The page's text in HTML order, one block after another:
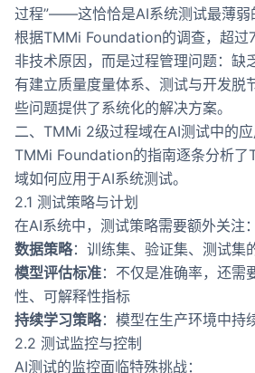
过程”——这恰恰是AI系统测试最薄弱
根据TMMi Foundation的调查，超过
非技术原因，而是过程管理问题：缺
有建立质量度量体系、测试与开发脱
些问题提供了系统化的解决方案。
二、TMMi 2级过程域在AI测试中的应
TMMi Foundation的指南逐条分析了
域如何应用于AI系统测试。
2.1 测试策略与计划
在AI系统中，测试策略需要额外关注：
数据策略：训练集、验证集、测试集
模型评估标准：不仅是准确率，还需
性、可解释性指标
持续学习策略：模型在生产环境中持
2.2 测试监控与控制
AI测试的监控面临特殊挑战：